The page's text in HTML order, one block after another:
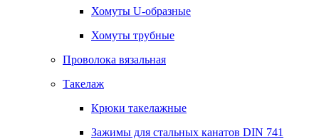
Хомуты U-образные
Хомуты трубные
Проволока вязальная
Такелаж
Крюки такелажные
Зажимы для стальных канатов DIN 741